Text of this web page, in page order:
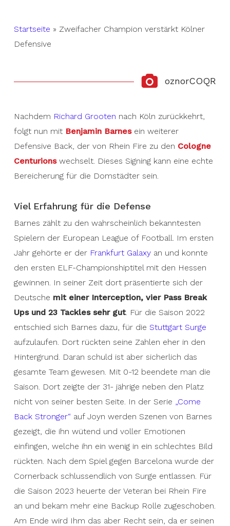
Startseite » Zweifacher Champion verstärkt Kölner
Defensive
oznorCOQR
Nachdem Richard Grooten nach Köln zurückkehrt,
folgt nun mit Benjamin Barnesein weiterer
Defensive Back, der von Rhein Fire zu den Cologne
Centurionswechselt. Dieses Signing kann eine echte
Bereicherung für die Domstädter sein.
Viel Erfahrung für die Defense
Barnes zählt zu den wahrscheinlich bekanntesten
Spielern der European League of Football. Im ersten
Jahr gehörte er der Frankfurt Galaxyan und konnte
den ersten ELF-Championshiptitel mit den Hessen
gewinnen. In seiner Zeit dort präsentierte sich der
Deutsche mit einer Interception, vier Pass Break
Ups und 23 Tackles sehr gut. Für die Saison 2022
entschied sich Barnes dazu, für die Stuttgart Surge
aufzulaufen. Dort rückten seine Zahlen eher in den
Hintergrund. Daran schuld ist aber sicherlich das
gesamte Team gewesen. Mit 0-12 beendete man die
Saison. Dort zeigte der 31- jährige neben den Platz
nicht von seiner besten Seite. In der Serie „Come
Back Stronger“ auf Joyn werden Szenen von Barnes
gezeigt, die ihn wütend und voller Emotionen
einfingen, welche ihn ein wenig in ein schlechtes Bild
rückten. Nach dem Spiel gegen Barcelona wurde der
Cornerback schlussendlich von Surge entlassen. Für
die Saison 2023 heuerte der Veteran bei Rhein Fire
an und bekam mehr eine Backup Rolle zugeschoben.
Am Ende wird Ihm das aber Recht sein, da er seinen